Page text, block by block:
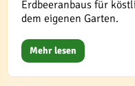
Erdbeeranbaus für
dem eigenen Garten.
Mehr lesen